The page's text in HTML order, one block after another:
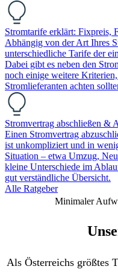
Stromtarife erklärt: Fixpreis,
Abhängig von der Art Ihres
unterschiedliche Tarife der
Dabei gibt es neben den
noch einige weitere
Stromlieferanten achten
Stromvertrag abschließen &
Einen Stromvertrag
ist unkompliziert und in
Situation – etwa Umzug,
kleine Unterschiede im
gut verständliche Übersicht.
Alle Ratgeber
Minimaler
Als Österreichs größtes